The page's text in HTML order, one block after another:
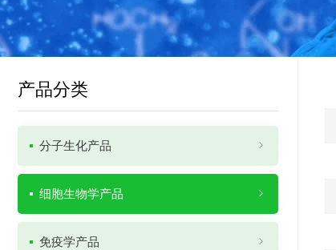
产品分类
分子生化产品
细胞生物学产品
免疫学产品